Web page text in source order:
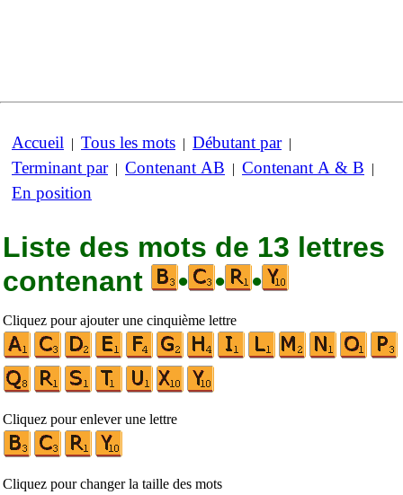
Accueil | Tous les mots | Débutant par|
Terminant par| Contenant AB | Contenant A & B |
En position
Liste des mots de 13 lettres
contenant
• • •
Cliquez pour ajouter une cinquième lettre
Cliquez pour enlever une lettre
Cliquez pour changer la taille des mots